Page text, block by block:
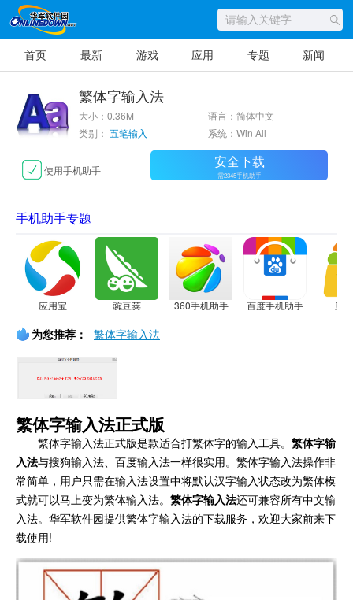
首页 最新 游戏 应用 专题 新闻
繁体字输入法
大小：0.36M
语言：简体中文
类别： 五笔输入 系统：Win All
使用手机助手 安全下载
需2345手机助手
手机助手专题
应用宝 豌豆荚 360手机助手 百度手机助手 应
为您推荐： 繁体字输入法
繁体字输入法正式版
繁体字输入法正式版是款适合打繁体字的输入工具。 繁体字输
入法与搜狗输入法、百度输入法一样很实用。繁体字输入法操作非
常简单，用户只需在输入法设置中将默认汉字输入状态改为繁体模
式就可以马上变为繁体输入法。 繁体字输入法还可兼容所有中文输
入法。华军软件园提供繁体字输入法的下载服务，欢迎大家前来下
载使用!